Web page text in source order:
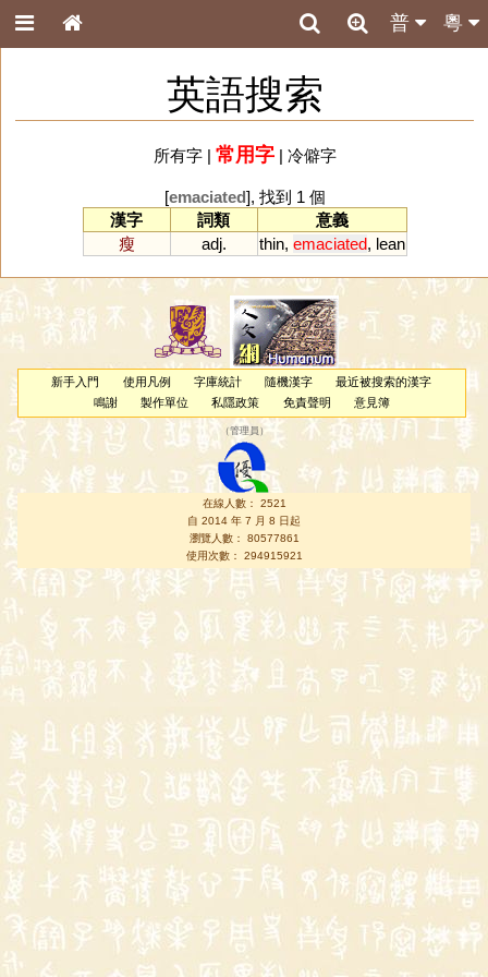
粵
普
英語搜索
所有字| 常用字| 冷僻字
[emaciated], 找到 1 個
漢字
詞類
意義
瘦
adj. thin, emaciated, lean
新手入門 使用凡例 字庫統計 隨機漢字
最近被搜索的漢字
鳴謝
製作單位 私隱政策 免責聲明 意見簿
（管理員 ）
在線人數： 2521
自 2014 年 7 月 8 日起
瀏覽人數： 80577861
使用次數： 294915921